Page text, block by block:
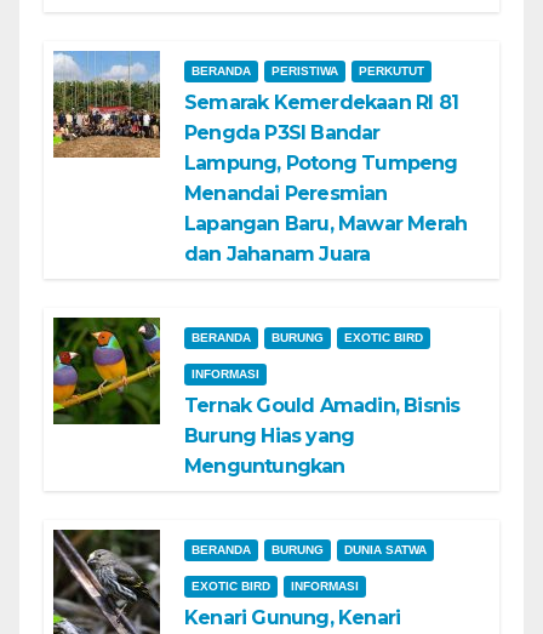
BERANDA PERISTIWA PERKUTUT
Semarak Kemerdekaan RI 81
Pengda P3SI Bandar
Lampung, Potong Tumpeng
Menandai Peresmian
Lapangan Baru, Mawar Merah
dan Jahanam Juara
BERANDA BURUNG EXOTIC BIRD
INFORMASI
Ternak Gould Amadin, Bisnis
Burung Hias yang
Menguntungkan
BERANDA BURUNG DUNIA SATWA
EXOTIC BIRD INFORMASI
Kenari Gunung, Kenari